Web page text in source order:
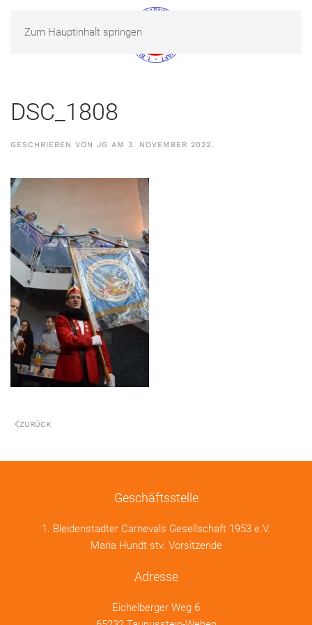
Zum Hauptinhalt springen
MENÜ
DSC_1808
GESCHRIEBEN VON JG AM 3. NOVEMBER 2022.
ZURÜCK
Geschäftsstelle
1. Bleidenstadter Carnevals Gesellschaft 1953 e.V.
Maria Hundt stv. Vorsitzende
Adresse
Eichelberger Weg 6